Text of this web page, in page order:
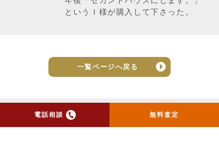
電話相談 無料査定
というＩ様が購入して下さった。
一覧ページへ戻る